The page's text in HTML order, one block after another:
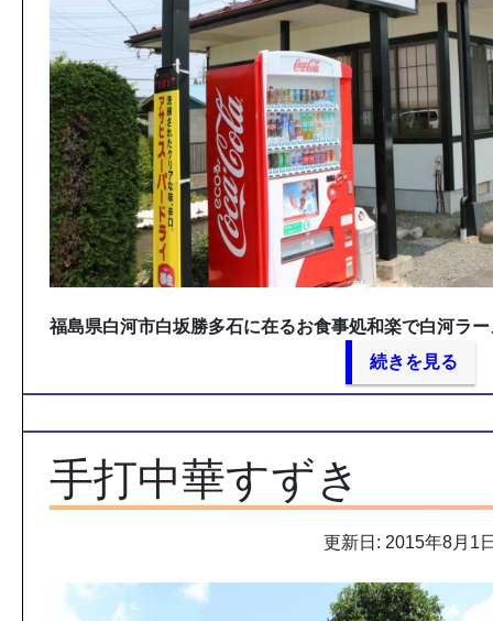
福島県白河市白坂勝多石に在るお食事処和楽で白河ラ
続きを見る
手打中華すずき
更新日: 2015年8月1